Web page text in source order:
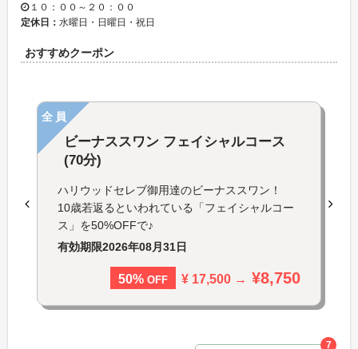
１０：００～２０：００
定休日： 水曜日・日曜日・祝日
おすすめクーポン
全員
ビーナススワン フェイシャルコース
(70分)
ハリウッドセレブ御用達のビーナススワン！
10歳若返るといわれている「フェイシャルコー
ス」を50%OFFで♪
有効期限2026年08月31日
50% OFF ¥ 17,500 → ¥8,750
7